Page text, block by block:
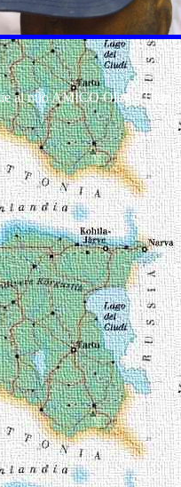
al mio AMICO Olev -